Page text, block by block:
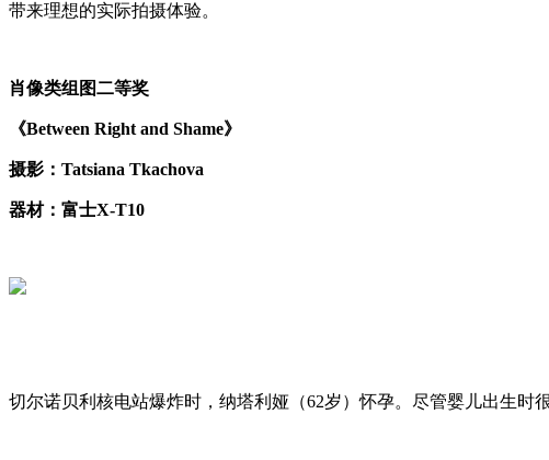
带来理想的实际拍摄体验。
肖像类组图二等奖
《Between Right and Shame》
摄影：Tatsiana Tkachova
器材：富士X-T10
切尔诺贝利核电站爆炸时，纳塔利娅（62岁）怀孕。尽管婴儿出生时